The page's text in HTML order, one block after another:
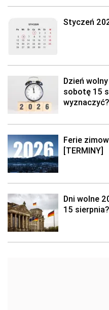
Styczeń
Dzień
sobotę 15
wyznaczyć?
Ferie
[TERMINY]
Dni wolne
15 sierpnia?